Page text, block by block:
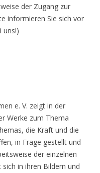
der Zugang zur
informieren Sie sich vor
uns!)
e. V. zeigt in der
Werke zum Thema
die Kraft und die
in Frage gestellt und
der einzelnen
in ihren Bildern und